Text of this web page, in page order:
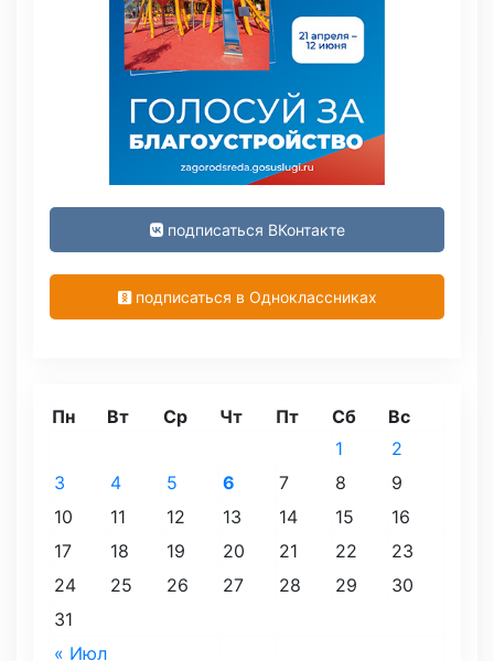
подписаться ВКонтакте
подписаться в Одноклассниках
Пн Вт Ср Чт Пт Сб Вс
« Июл
1
2
3
4 5 6 7 8
9
10
11 12 13 14 15
16
17
18 19 20 21 22
23
24
25 26 27 28 29
30
31